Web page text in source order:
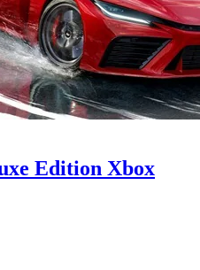
Edition Xbox